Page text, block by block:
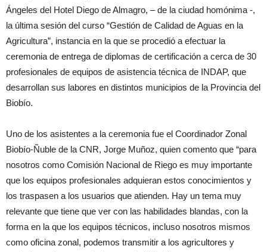
Ángeles del Hotel Diego de Almagro, – de la ciudad homónima -,
la última sesión del curso “Gestión de Calidad de Aguas en la
Agricultura”, instancia en la que se procedió a efectuar la
ceremonia de entrega de diplomas de certificación a cerca de 30
profesionales de equipos de asistencia técnica de INDAP, que
desarrollan sus labores en distintos municipios de la Provincia del
Biobío.
Uno de los asistentes a la ceremonia fue el Coordinador Zonal
Biobío-Ñuble de la CNR, Jorge Muñoz, quien comento que “para
nosotros como Comisión Nacional de Riego es muy importante
que los equipos profesionales adquieran estos conocimientos y
los traspasen a los usuarios que atienden. Hay un tema muy
relevante que tiene que ver con las habilidades blandas, con la
forma en la que los equipos técnicos, incluso nosotros mismos
como oficina zonal, podemos transmitir a los agricultores y